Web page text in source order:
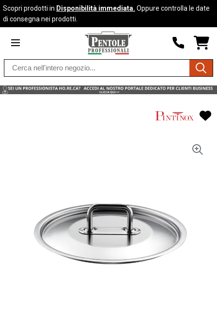
Skip to
content
Scopri prodotti in Disponibilità immediata. Oppure controlla le date
di consegna nei prodotti.
0
IN
Search
products